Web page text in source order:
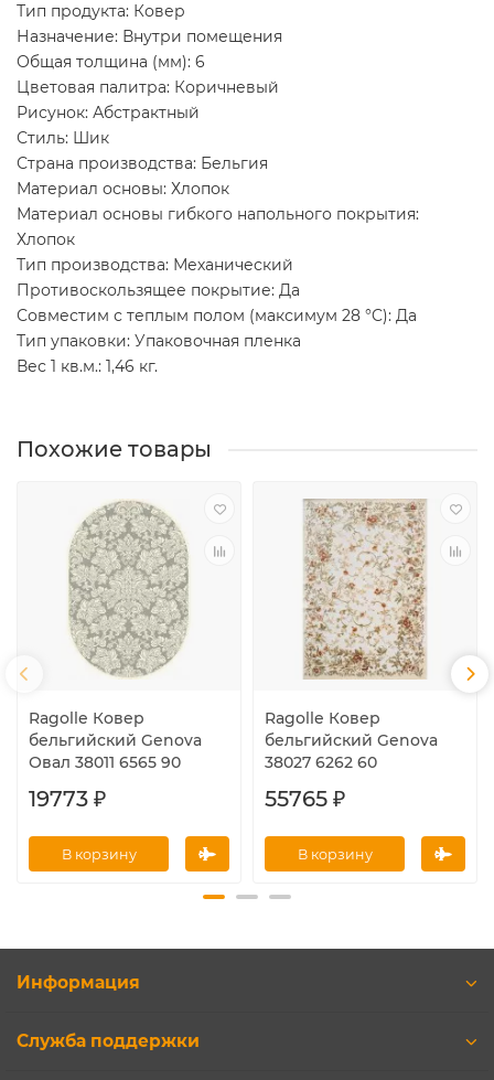
Тип продукта: Ковер
Назначение: Внутри помещения
Общая толщина (мм): 6
Цветовая палитра: Коричневый
Рисунок: Абстрактный
Стиль: Шик
Страна производства: Бельгия
Материал основы: Хлопок
Материал основы гибкого напольного покрытия:
Хлопок
Тип производства: Механический
Противоскользящее покрытие: Да
Совместим с теплым полом (максимум 28 °C): Да
Тип упаковки: Упаковочная пленка
Вес 1 кв.м.: 1,46 кг.
Похожие товары
Ragolle Ковер
бельгийский Genova
Овал 38011 6565 90
19773 ₽
В корзину
Ragolle Ковер
бельгийский Genova
38027 6262 60
55765 ₽
В корзину
Информация
Служба поддержки